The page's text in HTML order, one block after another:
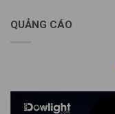
QUẢNG CÁO